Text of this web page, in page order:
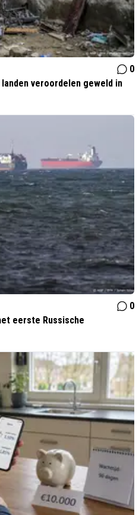
0
veroordelen geweld in
0
eerste Russische